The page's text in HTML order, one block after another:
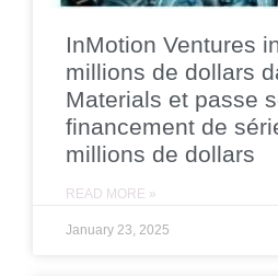
InMotion Ventures
millions de dollars
Materials et passe
financement de
millions de dollars
READ MORE »
January 23, 2025